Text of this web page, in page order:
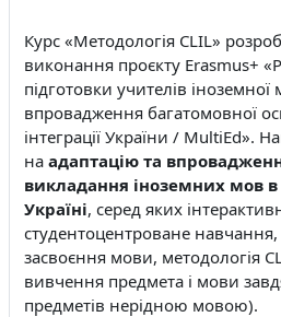
Курс «Методологія CLIL»
виконання проєкту Erasmus+
підготовки учителів
впровадження багатомовної
інтеграції України / MultiEd».
на адаптацію та
викладання іноземних мов в
Україні, серед яких
студентоцентроване
засвоєння мови, методологія
вивчення предмета і мови
предметів нерідною мовою).